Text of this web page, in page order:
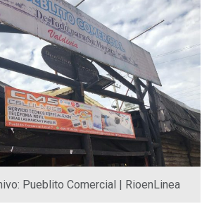
Pueblito Comercial | RioenLinea